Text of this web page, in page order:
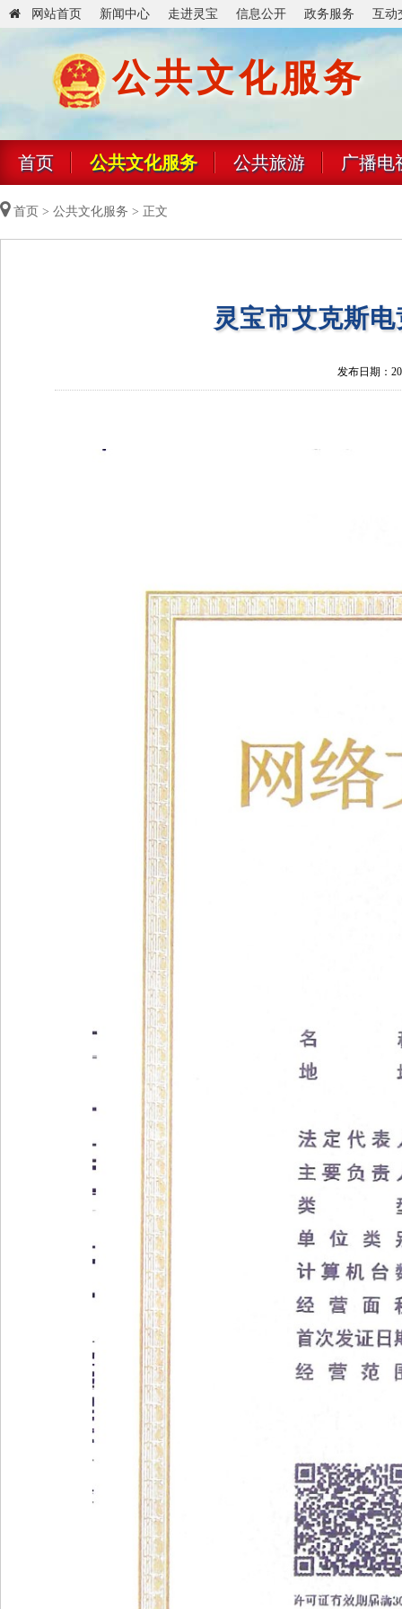
网站首页 新闻中心 走进灵宝 信息公开 政务服务 互动
公共文化服务
首页 公共文化服务 公共旅游 广播电
首页 > 公共文化服务 > 正文
灵宝市艾克斯
发布日期：